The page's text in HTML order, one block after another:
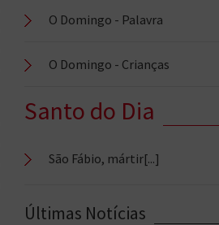
O Domingo - Palavra
O Domingo - Crianças
Santo do Dia
São Fábio, mártir[...]
Últimas Notícias